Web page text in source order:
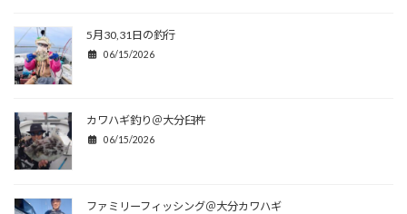
5月30,31日の釣行
06/15/2026
カワハギ釣り＠大分臼杵
06/15/2026
ファミリーフィッシング＠大分カワハギ